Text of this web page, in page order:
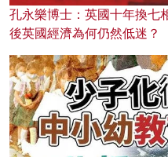
孔永樂博士：英國十年換七
後英國經濟為何仍然低迷？